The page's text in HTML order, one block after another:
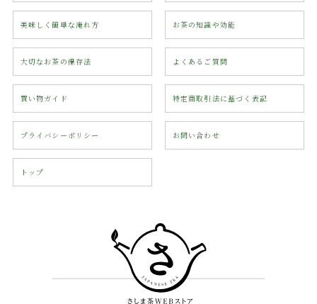
美味しく簡単な淹れ方 お茶の知識や効能
大切なお茶の保存法 よくあるご質問
買い物ガイド 特定商取引法に基づく表記
プライバシーポリシー お問い合わせ
トップ